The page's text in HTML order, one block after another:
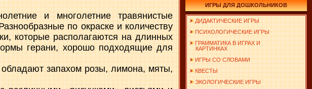
и многолетние травянистые
по окраске и количеству
которые располагаются на длинных
герани, хорошо подходящие для
запахом розы, лимона, мяты,
ИГРЫ ДЛЯ ДОШКОЛЬНИКОВ
ДИДАКТИЧЕСКИЕ ИГРЫ
ПСИХОЛОГИЧЕСКИЕ ИГРЫ
ГРАММАТИКА В ИГРАХ И
КАРТИНКАХ
ИГРЫ СО СЛОВАМИ
КВЕСТЫ
ЭКОЛОГИЧЕСКИЕ ИГРЫ